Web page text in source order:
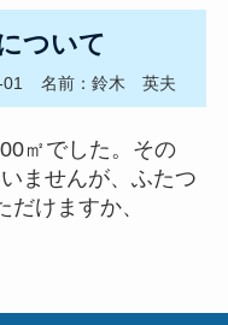
ついて
名前：鈴木 英夫
㎡でした。その
ませんが、ふたつ
けますか、